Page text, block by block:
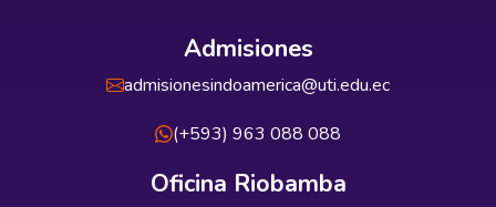
Admisiones
admisionesindoamerica@uti.edu.ec
(+593) 963 088 088
Oficina Riobamba